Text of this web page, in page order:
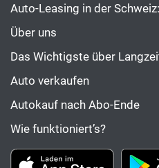
Auto-Leasing in der
Über uns
Das Wichtigste über
Auto verkaufen
Autokauf nach Abo-Ende
Wie funktioniert’s?